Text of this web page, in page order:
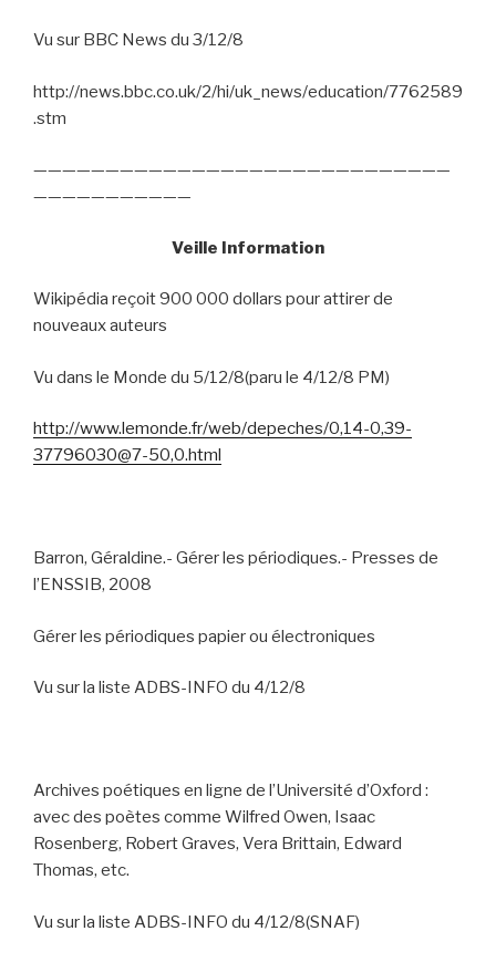
Vu sur BBC News du 3/12/8
http://news.bbc.co.uk/2/hi/uk_news/education/7762589
.stm
—————————————————————————————
———————————
Veille Information
Wikipédia reçoit 900 000 dollars pour attirer de
nouveaux auteurs
Vu dans le Monde du 5/12/8(paru le 4/12/8 PM)
http://www.lemonde.fr/web/depeches/0,14-0,39-
37796030@7-50,0.html
Barron, Géraldine.- Gérer les périodiques.- Presses de
l’ENSSIB, 2008
Gérer les périodiques papier ou électroniques
Vu sur la liste ADBS-INFO du 4/12/8
Archives poétiques en ligne de l’Université d’Oxford :
avec des poètes comme Wilfred Owen, Isaac
Rosenberg, Robert Graves, Vera Brittain, Edward
Thomas, etc.
Vu sur la liste ADBS-INFO du 4/12/8(SNAF)